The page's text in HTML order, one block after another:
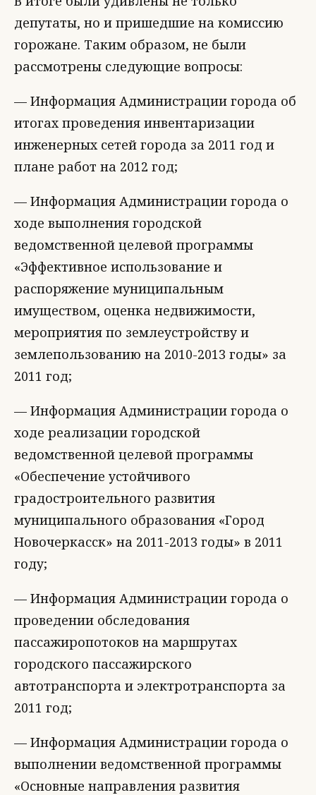
депутаты, но и пришедшие на комиссию
горожане. Таким образом, не были
рассмотрены следующие вопросы:
— Информация Администрации города об
итогах проведения инвентаризации
инженерных сетей города за 2011 год и
плане работ на 2012 год;
— Информация Администрации города о
ходе выполнения городской
ведомственной целевой программы
«Эффективное использование и
распоряжение муниципальным
имуществом, оценка недвижимости,
мероприятия по землеустройству и
землепользованию на 2010-2013 годы» за
2011 год;
— Информация Администрации города о
ходе реализации городской
ведомственной целевой программы
«Обеспечение устойчивого
градостроительного развития
муниципального образования «Город
Новочеркасск» на 2011-2013 годы» в 2011
году;
— Информация Администрации города о
проведении обследования
пассажиропотоков на маршрутах
городского пассажирского
автотранспорта и электротранспорта за
2011 год;
— Информация Администрации города о
выполнении ведомственной программы
«Основные направления развития